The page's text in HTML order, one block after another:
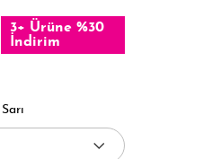
3+ Ürüne %30
İndirim
Sarı